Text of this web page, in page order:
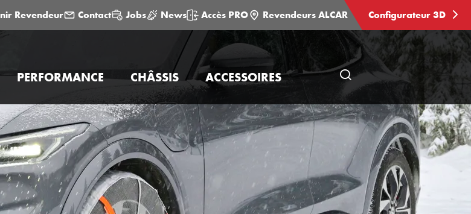
Revendeur Contact Jobs News Accès PRO Revendeurs ALCAR Configurateur 3D
PERFORMANCE CHÂSSIS ACCESSOIRES
Ouvrir
une
recherche